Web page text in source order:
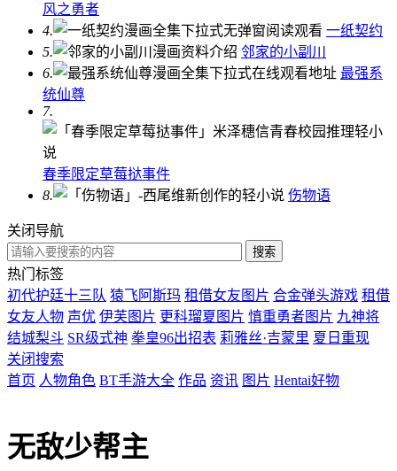
风之勇者
4.
一纸契约
5.
邻家的小副川
6.
最强系
统仙尊
7.
春季限定草莓挞事件
8.
伤物语
关闭导航
热门标签
初代护廷十三队 猿飞阿斯玛 租借女友图片 合金弹头游戏 租借
女友人物 声优 伊芙图片 更科瑠夏图片 慎重勇者图片 九神将
结城梨斗 SR级式神 拳皇96出招表 莉雅丝·吉蒙里 夏日重现
关闭搜索
首页 人物角色 BT手游大全 作品 资讯 图片 Hentai好物
无敌少帮主